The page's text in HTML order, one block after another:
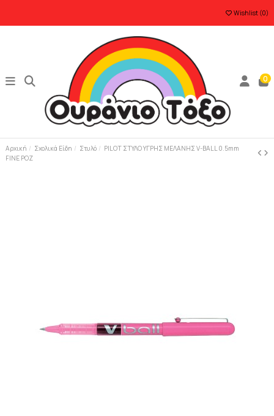
Wishlist (0)
0
Αρχική Σχολικά Είδη Στυλό
PILOT ΣΤΥΛΟ ΥΓΡΗΣ ΜΕΛΑΝΗΣ V-BALL 0.5mm
FINE ΡΟΖ